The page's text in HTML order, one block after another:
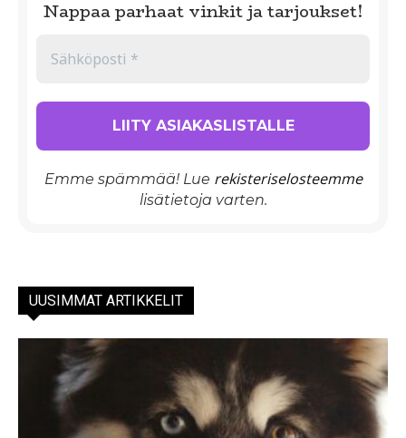
Nappaa parhaat vinkit ja tarjoukset!
Emme spämmää! Lue rekisteriselosteemme
lisätietoja varten.
UUSIMMAT ARTIKKELIT